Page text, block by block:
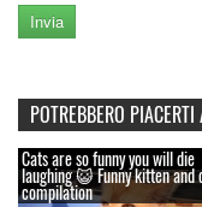
POTREBBERO PIACERTI
Cats are so funny you will die
laughing 😺 Funny kitten and
compilation